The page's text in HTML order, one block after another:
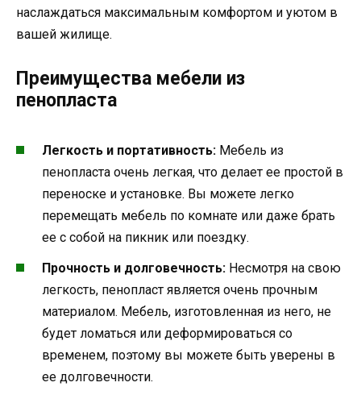
наслаждаться максимальным комфортом и уютом в
вашей жилище.
Преимущества мебели из
пенопласта
Легкость и портативность: Мебель из
пенопласта очень легкая, что делает ее простой в
переноске и установке. Вы можете легко
перемещать мебель по комнате или даже брать
ее с собой на пикник или поездку.
Прочность и долговечность: Несмотря на свою
легкость, пенопласт является очень прочным
материалом. Мебель, изготовленная из него, не
будет ломаться или деформироваться со
временем, поэтому вы можете быть уверены в
ее долговечности.